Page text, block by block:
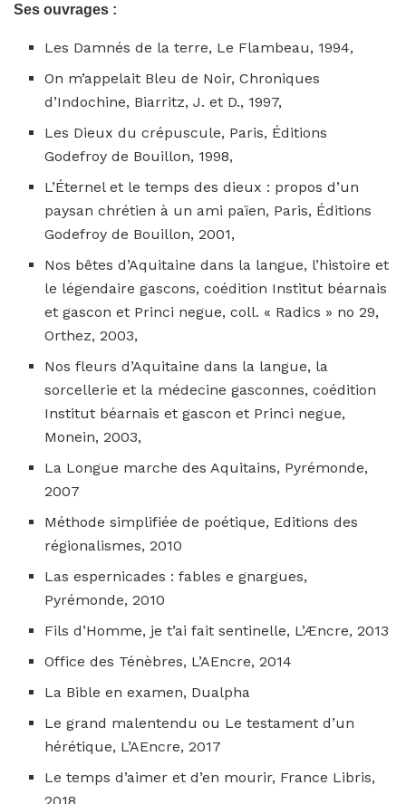
Ses ouvrages :
Les Damnés de la terre, Le Flambeau, 1994,
On m’appelait Bleu de Noir, Chroniques
d’Indochine, Biarritz, J. et D., 1997,
Les Dieux du crépuscule, Paris, Éditions
Godefroy de Bouillon, 1998,
L’Éternel et le temps des dieux : propos d’un
paysan chrétien à un ami païen, Paris, Éditions
Godefroy de Bouillon, 2001,
Nos bêtes d’Aquitaine dans la langue, l’histoire et
le légendaire gascons, coédition Institut béarnais
et gascon et Princi negue, coll. « Radics » no 29,
Orthez, 2003,
Nos fleurs d’Aquitaine dans la langue, la
sorcellerie et la médecine gasconnes, coédition
Institut béarnais et gascon et Princi negue,
Monein, 2003,
La Longue marche des Aquitains, Pyrémonde,
2007
Méthode simplifiée de poétique, Editions des
régionalismes, 2010
Las espernicades : fables e gnargues,
Pyrémonde, 2010
Fils d’Homme, je t’ai fait sentinelle, L’Æncre, 2013
Office des Ténèbres, L’AEncre, 2014
La Bible en examen, Dualpha
Le grand malentendu ou Le testament d’un
hérétique, L’AEncre, 2017
Le temps d’aimer et d’en mourir, France Libris,